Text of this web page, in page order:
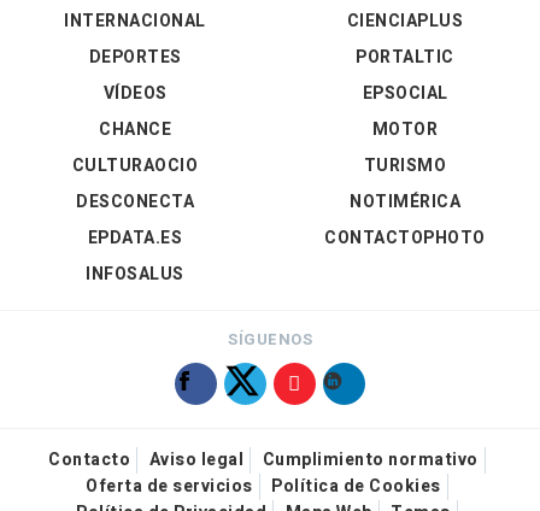
INTERNACIONAL
DEPORTES
VÍDEOS
CIENCIAPLUS
PORTALTIC
EPSOCIAL
CHANCE
CULTURAOCIO
DESCONECTA
EPDATA.ES
INFOSALUS
MOTOR
TURISMO
NOTIMÉRICA
CONTACTOPHOTO
SÍGUENOS
Contacto Aviso legal
Cumplimiento normativo
Oferta de servicios
Política de Cookies